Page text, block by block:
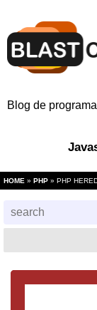
Blog de
HOME » PHP » PHP